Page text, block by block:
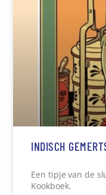
INDISCH
Een tipje van de
Kookboek.